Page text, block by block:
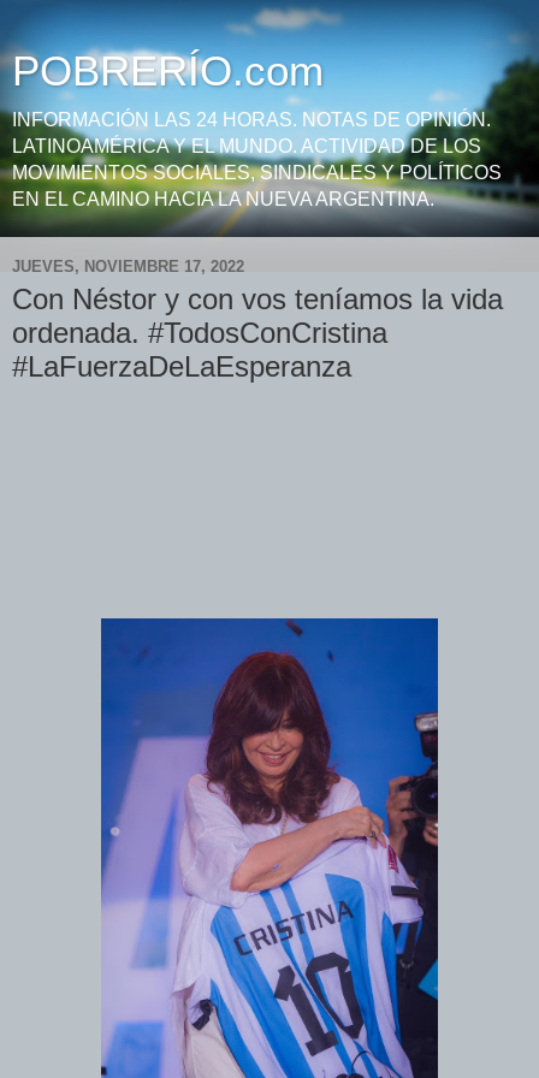
POBRERÍO.com
INFORMACIÓN LAS 24 HORAS. NOTAS DE OPINIÓN.
LATINOAMÉRICA Y EL MUNDO. ACTIVIDAD DE LOS
MOVIMIENTOS SOCIALES, SINDICALES Y POLÍTICOS
EN EL CAMINO HACIA LA NUEVA ARGENTINA.
JUEVES, NOVIEMBRE 17, 2022
Con Néstor y con vos teníamos la vida
ordenada. #TodosConCristina
#LaFuerzaDeLaEsperanza